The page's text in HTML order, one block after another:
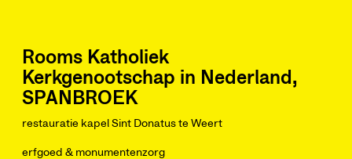
Rooms Katholiek
Kerkgenootschap in Nederland,
SPANBROEK
restauratie kapel Sint Donatus te Weert
erfgoed & monumentenzorg